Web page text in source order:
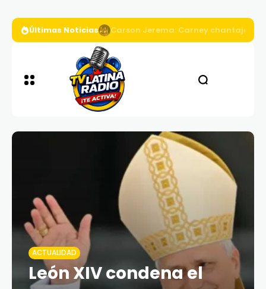
Últimas Noticias Continúa polémica por debates
ACTUALIDAD
León XIV condena el